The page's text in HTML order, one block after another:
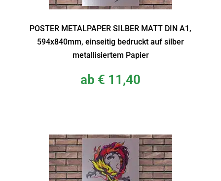
POSTER METALPAPER SILBER MATT DIN A1,
594x840mm, einseitig bedruckt auf silber
metallisiertem Papier
ab € 11,40